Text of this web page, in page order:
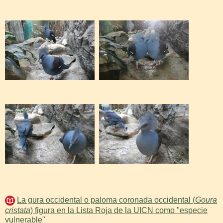
La gura occidental o paloma coronada occidental (Goura
cristata) figura en la Lista Roja de la UICN como "especie
vulnerable"